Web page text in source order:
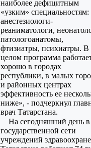
наиболее дефицитным
«узким» специальностям:
анестезиологи-
реаниматологи,
патологоанатомы,
фтизиатры, психиатры. В
целом программа
хорошо в городах
республики, в малых
и районных центрах
эффективность ее
ниже», - подчеркнул
врач Татарстана.
На сегодняшний день в
государственной сети
учреждений